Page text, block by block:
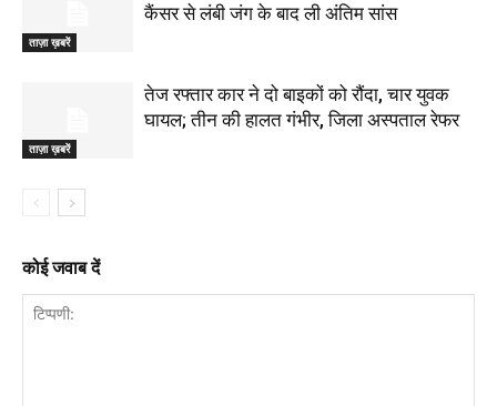
ताज़ा ख़बरें
कैंसर से लंबी जंग के बाद ली अंतिम सांस
ताज़ा ख़बरें
तेज रफ्तार कार ने दो बाइकों को रौंदा, चार युवक
घायल; तीन की हालत गंभीर, जिला अस्पताल रेफर
कोई जवाब दें